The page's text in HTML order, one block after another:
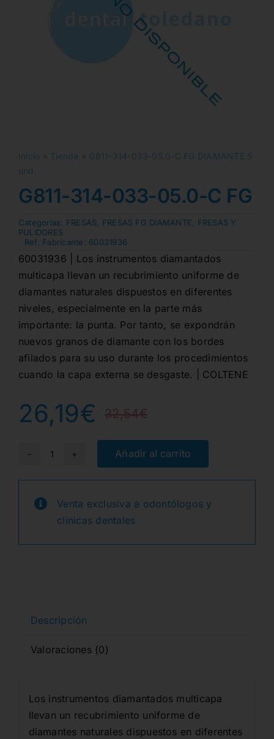
Inicio » Tienda » G811-314-033-05.0-C FG DIAMANTE 5
und.
G811-314-033-05.0-C FG
Categorias: FRESAS FRESAS FG DIAMANTE
FRESAS Y
PULIDORES
Ref. Fabricante: 60031936
60031936 | Los instrumentos diamantados
multicapa llevan un recubrimiento uniforme de
diamantes naturales dispuestos en diferentes
niveles, especialmente en la parte más
importante: la punta. Por tanto, se expondrán
nuevos granos de diamante con los bordes
afilados para su uso durante los procedimientos
cuando la capa externa se desgaste. | COLTENE
32,54€El
precio
original
era:
32,54€.
26,19€
El
precio
actual
es:
26,19€.
G811-
314-
05.0-
C
FG
Añadir al carrito
Venta exclusiva a odontólogos y
clínicas dentales
Descripción
Valoraciones (0)
Los instrumentos diamantados multicapa
llevan un recubrimiento uniforme de
diamantes naturales dispuestos en diferentes